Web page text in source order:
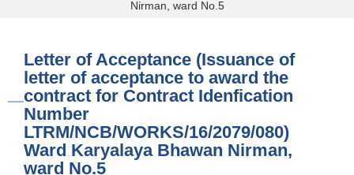
Nirman, ward No.5
Letter of Acceptance (Issuance of
letter of acceptance to award the
contract for Contract Idenfication
Number
LTRM/NCB/WORKS/16/2079/080)
Ward Karyalaya Bhawan Nirman,
ward No.5